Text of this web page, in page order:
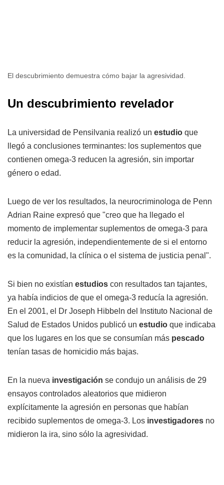
El descubrimiento demuestra cómo bajar la agresividad.
Un descubrimiento revelador
La universidad de Pensilvania realizó un estudio que
llegó a conclusiones terminantes: los suplementos que
contienen omega-3 reducen la agresión, sin importar
género o edad.
Luego de ver los resultados, la neurocriminologa de Penn
Adrian Raine expresó que "creo que ha llegado el
momento de implementar suplementos de omega-3 para
reducir la agresión, independientemente de si el entorno
es la comunidad, la clínica o el sistema de justicia penal".
Si bien no existían estudios con resultados tan tajantes,
ya había indicios de que el omega-3 reducía la agresión.
En el 2001, el Dr Joseph Hibbeln del Instituto Nacional de
Salud de Estados Unidos publicó un estudio que indicaba
que los lugares en los que se consumían más pescado
tenían tasas de homicidio más bajas.
En la nueva investigación se condujo un análisis de 29
ensayos controlados aleatorios que midieron
explícitamente la agresión en personas que habían
recibido suplementos de omega-3. Los investigadores no
midieron la ira, sino sólo la agresividad.